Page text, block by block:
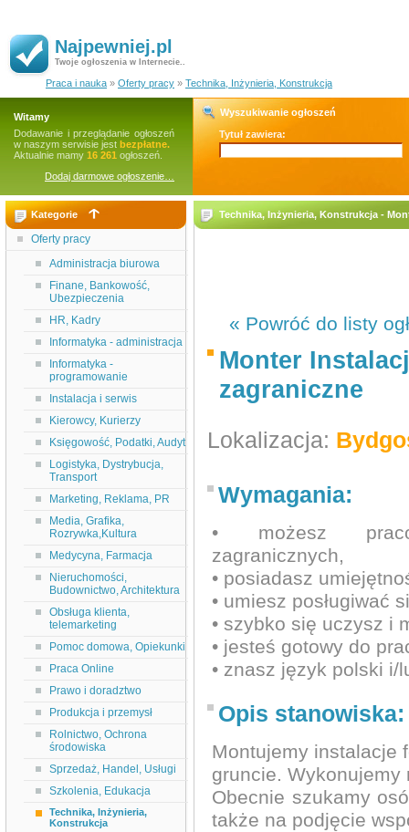
Najpewniej.pl
Twoje ogłoszenia w Internecie..
Praca i nauka » Oferty pracy » Technika, Inżynieria, Konstrukcja
Witamy
Dodawanie i przeglądanie ogłoszeń
w naszym serwisie jest bezpłatne.
Aktualnie mamy 16 261 ogłoszeń.
Dodaj darmowe ogłoszenie…
Wyszukiwanie ogłoszeń
Tytuł zawiera:
Kategorie
Oferty pracy
Administracja biurowa
Finane, Bankowość,
Ubezpieczenia
HR, Kadry
Informatyka - administracja
Informatyka -
programowanie
Instalacja i serwis
Kierowcy, Kurierzy
Księgowość, Podatki, Audyt
Logistyka, Dystrybucja,
Transport
Marketing, Reklama, PR
Media, Grafika,
Rozrywka,Kultura
Medycyna, Farmacja
Nieruchomości,
Budownictwo, Architektura
Obsługa klienta,
telemarketing
Pomoc domowa, Opiekunki
Praca Online
Prawo i doradztwo
Produkcja i przemysł
Rolnictwo, Ochrona
środowiska
Sprzedaż, Handel, Usługi
Szkolenia, Edukacja
Technika, Inżynieria,
Konstrukcja
Technika, Inżynieria, Konstrukcja -
« Powróć do listy
Monter
zagraniczne
Lokalizacja:
Wymagania:
• możesz
zagranicznych,
• posiadasz
• umiesz posługiwać
• szybko się uczysz i
• jesteś gotowy do
• znasz język polski
Opis stanowiska:
Montujemy instalacje
gruncie.
Obecnie szukamy
także na podjęcie